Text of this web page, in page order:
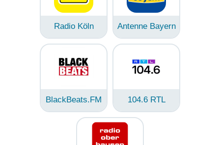
Radio Köln Antenne Bayern
BlackBeats.FM 104.6 RTL